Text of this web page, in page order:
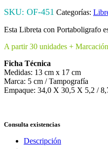
SKU: OF-451 Categorías:
Esta Libreta con Portaboligrafo
A partir 30 unidades + Marcación
Ficha Técnica
Medidas: 13 cm x 17 cm
Marca: 5 cm / Tampografía
Empaque: 34,0 X 30,5 X 5,2 /
Consulta existencias
Descripción